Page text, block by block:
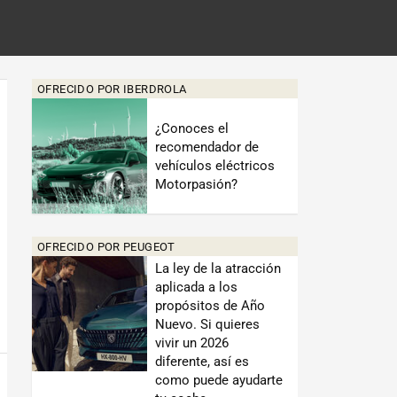
OFRECIDO POR IBERDROLA
¿Conoces el
recomendador de
vehículos eléctricos
Motorpasión?
OFRECIDO POR PEUGEOT
La ley de la atracción
aplicada a los
propósitos de Año
Nuevo. Si quieres
vivir un 2026
diferente, así es
como puede ayudarte